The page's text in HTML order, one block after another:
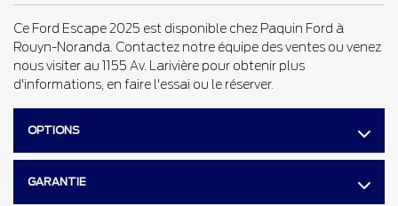
Ce Ford Escape 2025 est disponible chez Paquin Ford à
Rouyn-Noranda. Contactez notre équipe des ventes ou venez
nous visiter au 1155 Av. Larivière pour obtenir plus
d'informations, en faire l'essai ou le réserver.
OPTIONS
GARANTIE